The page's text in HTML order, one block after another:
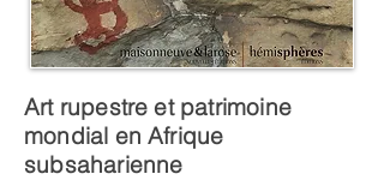
Art rupestre et patrimoine
mondial en Afrique
subsaharienne